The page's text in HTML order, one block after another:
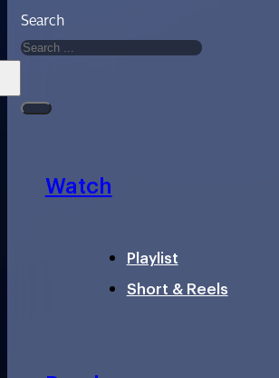
Search
Watch
Playlist
Short & Reels